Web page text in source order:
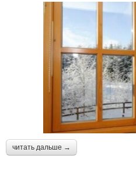
читать дальше →